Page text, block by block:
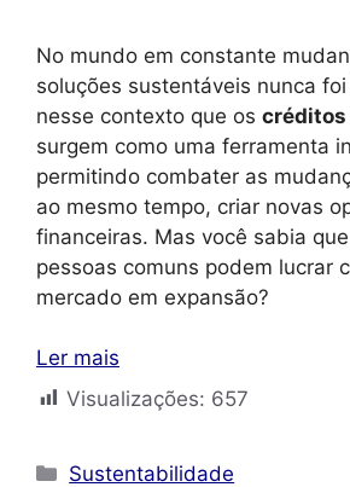
No mundo em constante
soluções sustentáveis nunca
nesse contexto que os créditos
surgem como uma ferramenta
permitindo combater as
ao mesmo tempo, criar novas
financeiras. Mas você sabia
pessoas comuns podem lucrar
mercado em expansão?
Ler mais
Visualizações: 657
Categorias
Sustentabilidade